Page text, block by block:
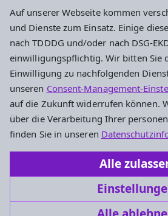
Auf unserer Webseite kommen
und Dienste zum Einsatz. Einige
nach TDDDG und/oder nach DSG-
einwilligungspflichtig. Wir bitten Sie
Einwilligung zu nachfolgenden
unseren Consent-Management-
auf die Zukunft widerrufen können.
über die Verarbeitung Ihrer
finden Sie in unseren
Alle
Adresse
Evangelisches Dekanat Mainz
Kaiserstr. 37
55116 Mainz
dekanat.mainz@ekhn.de